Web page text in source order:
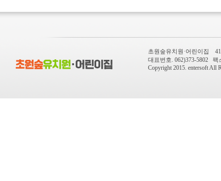
초원숲유치원·어린이집
대표번호. 062)373-5802 팩
Copyright 2015. entersoftAll